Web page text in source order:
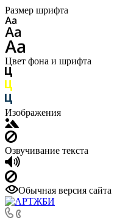
Размер шрифта
Цвет фона и шрифта
Изображения
Озвучивание текста
Обычная версия сайта